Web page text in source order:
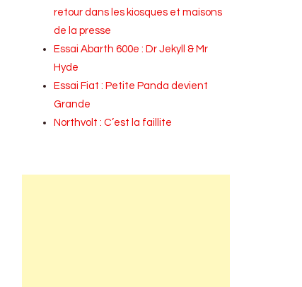
retour dans les kiosques et maisons
de la presse
Essai Abarth 600e : Dr Jekyll & Mr
Hyde
Essai Fiat : Petite Panda devient
Grande
Northvolt : C’est la faillite